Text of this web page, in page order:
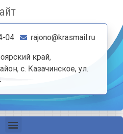
04 rajono@krasmail.ru
край,
с. Казачинское, ул.